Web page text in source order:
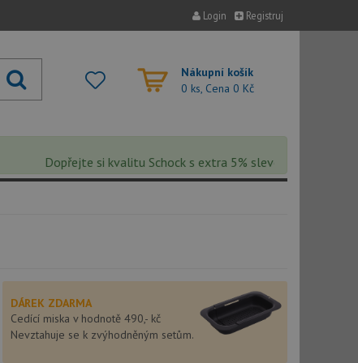
Login Registruj
Nákupní košík
0 ks, Cena 0 Kč
Dopřejte si kvalitu Schock s extra 5% slevou – sleva se
DÁREK ZDARMA
Cedící miska v hodnotě 490,- kč
Nevztahuje se k zvýhodněným setům.